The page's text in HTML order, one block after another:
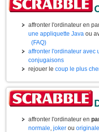
affronter l'ordinateur en
une appliquette Java ou
(FAQ)
affronter l'ordinateur avec
conjugaisons
rejouer le coup le plus
affronter l'ordinateur en
normale, joker ou originale